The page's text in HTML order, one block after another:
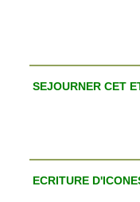
SEJOURNER CET
ECRITURE